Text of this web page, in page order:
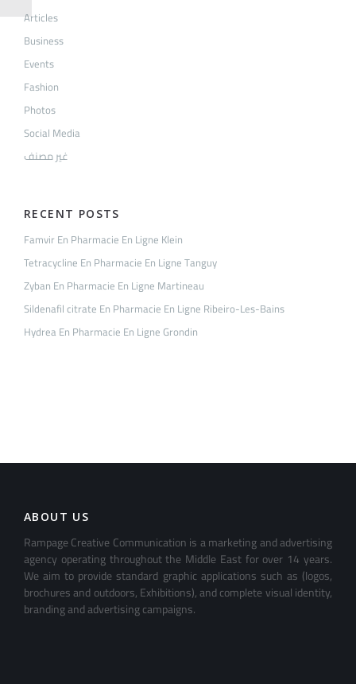
Articles
Business
Events
Fashion
Photos
Social Media
غير مصنف
RECENT POSTS
Famvir En Pharmacie En Ligne Klein
Tetracycline En Pharmacie En Ligne Tanguy
Zyban En Pharmacie En Ligne Martineau
Sildenafil citrate En Pharmacie En Ligne Ribeiro-Les-Bains
Hydrea En Pharmacie En Ligne Grondin
ABOUT US
Rampage Creative Communication is a marketing and advertising
agency operating throughout the Middle East for over 14 years.
We aim to provide standard graphic applications such as (logos,
brochures and outdoors, Exhibitions), and complete visual identity,
branding and advertising campaigns.